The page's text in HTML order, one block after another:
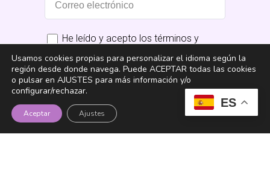
He leído y acepto los términos y
condiciones
Suscribirme
ES
Usamos cookies propias para personalizar el idioma según la
región desde donde navega. Puede ACEPTAR todas las cookies
o pulsar en AJUSTES para más información y/o
configurar/rechazar.
Aceptar Ajustes